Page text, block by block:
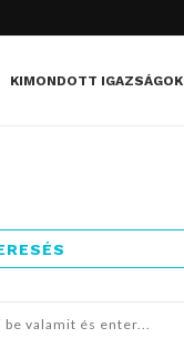
KIMONDOTT IGAZSÁGOK